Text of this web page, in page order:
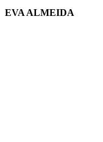
EVA ALMEIDA